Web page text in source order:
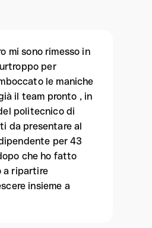
mi sono rimesso in
per
le maniche
il team pronto , in
politecnico di
da presentare al
per 43
che ho fatto
a ripartire
insieme a